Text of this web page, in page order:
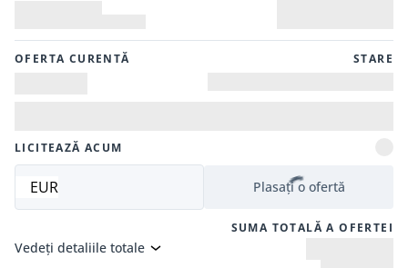
OFERTA CURENTĂ STARE
LICITEAZĂ ACUM
EUR Plasați o ofertă
SUMA TOTALĂ A OFERTEI
Vedeți detaliile totale